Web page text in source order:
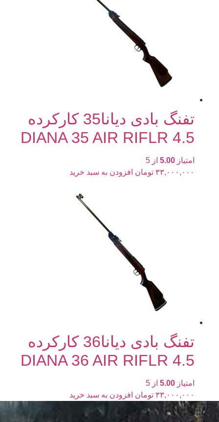
تفنگ بادی دیانا35 کارکرده
4.5 DIANA 35 AIR RIFLR
امتیاز 5.00 از 5
۳۳,۰۰۰,۰۰۰ تومان افزودن به سبد خرید
تفنگ بادی دیانا36 کارکرده
4.5 DIANA 36 AIR RIFLR
امتیاز 5.00 از 5
۳۳,۰۰۰,۰۰۰ تومان افزودن به سبد خرید